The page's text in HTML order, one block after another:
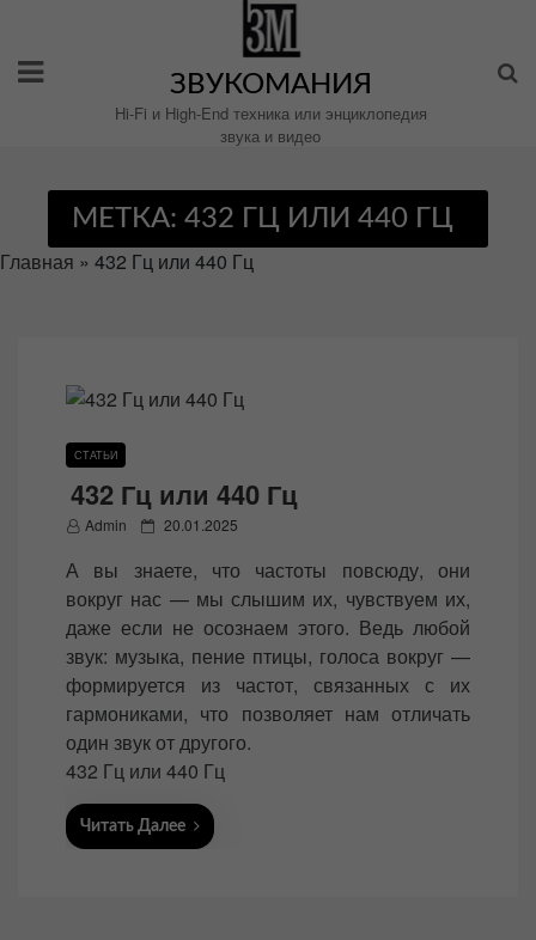
содержимому
ЗВУКОМАНИЯ
Hi-Fi и High-End техника или энциклопедия
звука и видео
МЕТКА: 432 ГЦ ИЛИ 440 ГЦ
Главная » 432 Гц или 440 Гц
СТАТЬИ
432 Гц или 440 Гц
Admin
P
s
t
e
d
o
n
20.01.2025
А вы знаете, что частоты повсюду, они
вокруг нас — мы слышим их, чувствуем их,
даже если не осознаем этого. Ведь любой
звук: музыка, пение птицы, голоса вокруг —
формируется из частот, связанных с их
гармониками, что позволяет нам отличать
один звук от другого.
432 Гц или 440 Гц
Читать Далее